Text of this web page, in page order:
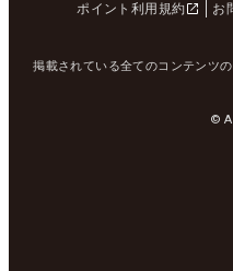
ポイント利用規約
お
掲載されている全てのコンテンツ
©